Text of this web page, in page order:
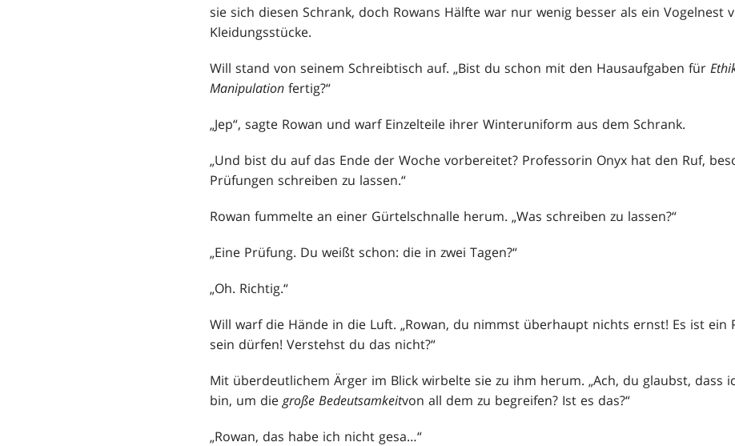
sie sich diesen Schrank, doch Rowans Hälfte war nur wenig besser als ein Vogelnest
Kleidungsstücke.
Will stand von seinem Schreibtisch auf. „Bist du schon mit den Hausaufgaben für
Manipulation fertig?“
„Jep“, sagte Rowan und warf Einzelteile ihrer Winteruniform aus dem Schrank.
„Und bist du auf das Ende der Woche vorbereitet? Professorin Onyx hat den Ruf,
Prüfungen schreiben zu lassen.“
Rowan fummelte an einer Gürtelschnalle herum. „Was schreiben zu lassen?“
„Eine Prüfung. Du weißt schon: die in zwei Tagen?“
„Oh. Richtig.“
Will warf die Hände in die Luft. „Rowan, du nimmst überhaupt nichts ernst! Es ist ein
sein dürfen! Verstehst du das nicht?“
Mit überdeutlichem Ärger im Blick wirbelte sie zu ihm herum. „Ach, du glaubst, dass
bin, um die große Bedeutsamkeitvon all dem zu begreifen? Ist es das?“
„Rowan, das habe ich nicht gesa…“